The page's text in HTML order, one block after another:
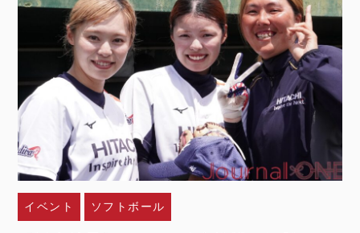
イベント ソフトボール